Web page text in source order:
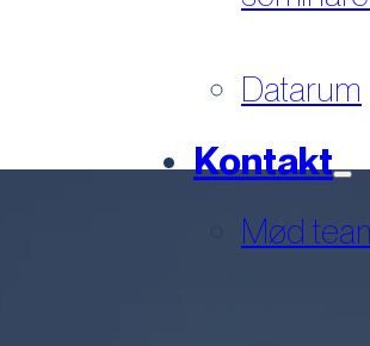
Datarum
Kontakt
Mød